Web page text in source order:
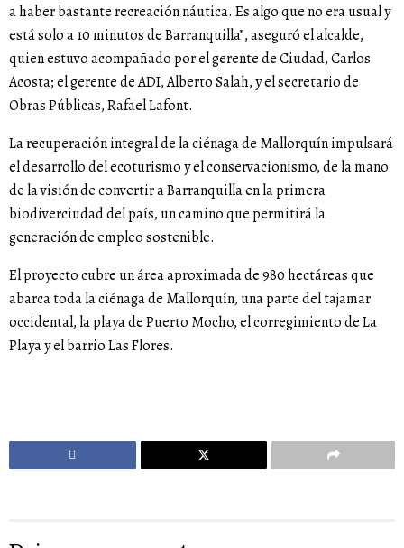
a haber bastante recreación náutica. Es algo que no era usual y
está solo a 10 minutos de Barranquilla”, aseguró el alcalde,
quien estuvo acompañado por el gerente de Ciudad, Carlos
Acosta; el gerente de ADI, Alberto Salah, y el secretario de
Obras Públicas, Rafael Lafont.
La recuperación integral de la ciénaga de Mallorquín impulsará
el desarrollo del ecoturismo y el conservacionismo, de la mano
de la visión de convertir a Barranquilla en la primera
biodiverciudad del país, un camino que permitirá la
generación de empleo sostenible.
El proyecto cubre un área aproximada de 980 hectáreas que
abarca toda la ciénaga de Mallorquín, una parte del tajamar
occidental, la playa de Puerto Mocho, el corregimiento de La
Playa y el barrio Las Flores.